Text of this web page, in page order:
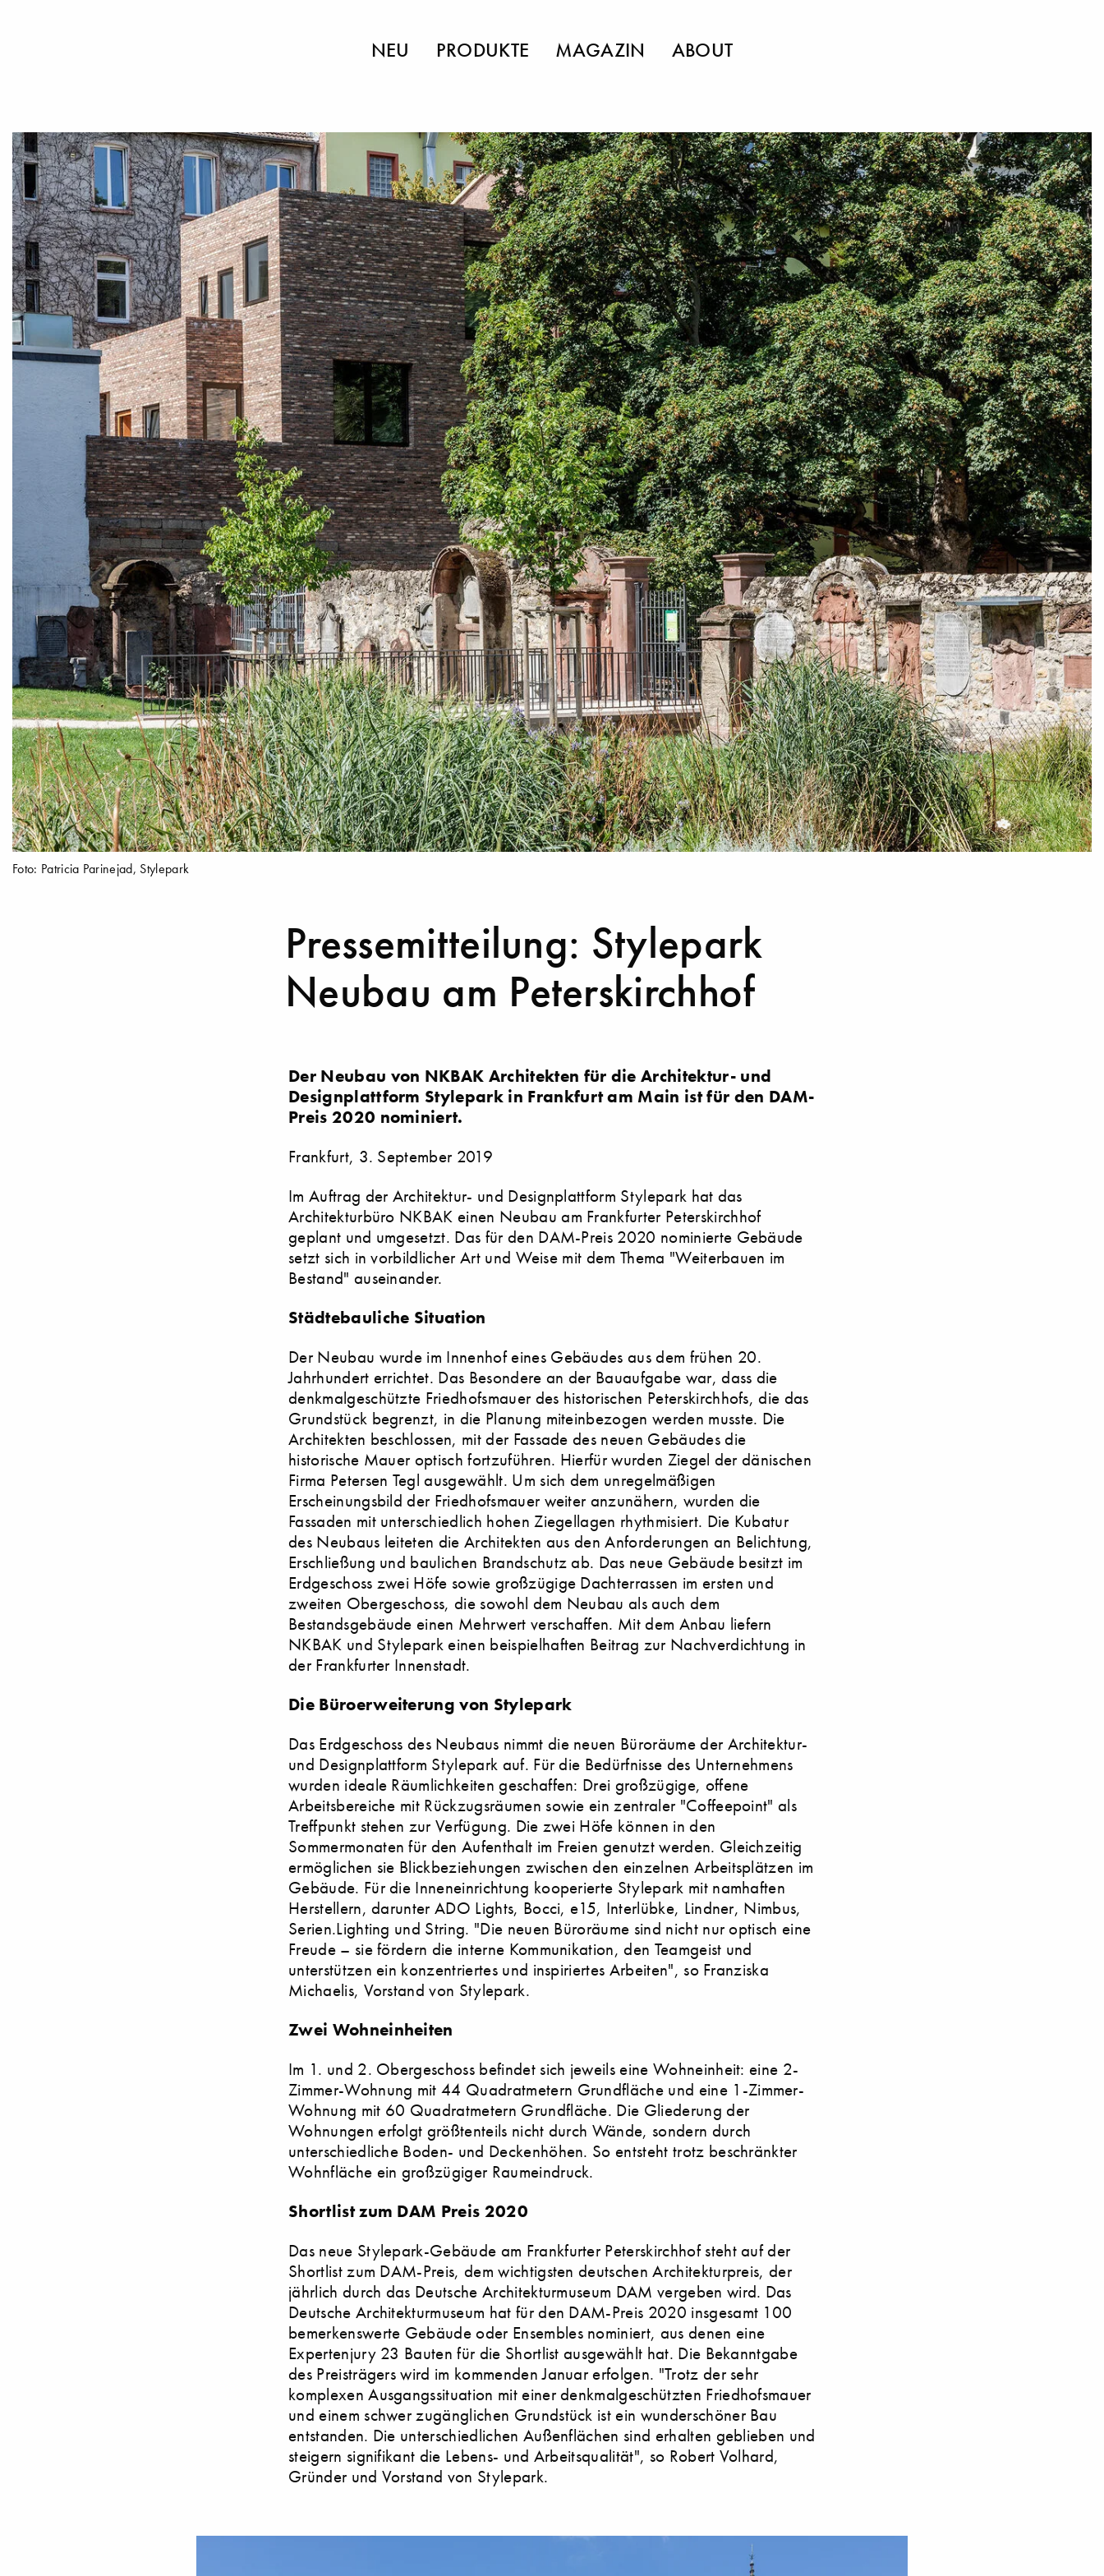
NEU PRODUKTE MAGAZIN ABOUT
Foto: Patricia Parinejad, Stylepark
Pressemitteilung: Stylepark
Neubau am Peterskirchhof
Der Neubau von NKBAK Architekten für die Architektur- und
Designplattform Stylepark in Frankfurt am Main ist für den DAM-
Preis 2020 nominiert.
Frankfurt, 3. September 2019
Im Auftrag der Architektur- und Designplattform Stylepark hat das
Architekturbüro NKBAK einen Neubau am Frankfurter Peterskirchhof
geplant und umgesetzt. Das für den DAM-Preis 2020 nominierte Gebäude
setzt sich in vorbildlicher Art und Weise mit dem Thema "Weiterbauen im
Bestand" auseinander.
Städtebauliche Situation
Der Neubau wurde im Innenhof eines Gebäudes aus dem frühen 20.
Jahrhundert errichtet. Das Besondere an der Bauaufgabe war, dass die
denkmalgeschützte Friedhofsmauer des historischen Peterskirchhofs, die das
Grundstück begrenzt, in die Planung miteinbezogen werden musste. Die
Architekten beschlossen, mit der Fassade des neuen Gebäudes die
historische Mauer optisch fortzuführen. Hierfür wurden Ziegel der dänischen
Firma Petersen Tegl ausgewählt. Um sich dem unregelmäßigen
Erscheinungsbild der Friedhofsmauer weiter anzunähern, wurden die
Fassaden mit unterschiedlich hohen Ziegellagen rhythmisiert. Die Kubatur
des Neubaus leiteten die Architekten aus den Anforderungen an Belichtung,
Erschließung und baulichen Brandschutz ab. Das neue Gebäude besitzt im
Erdgeschoss zwei Höfe sowie großzügige Dachterrassen im ersten und
zweiten Obergeschoss, die sowohl dem Neubau als auch dem
Bestandsgebäude einen Mehrwert verschaffen. Mit dem Anbau liefern
NKBAK und Stylepark einen beispielhaften Beitrag zur Nachverdichtung in
der Frankfurter Innenstadt.
Die Büroerweiterung von Stylepark
Das Erdgeschoss des Neubaus nimmt die neuen Büroräume der Architektur-
und Designplattform Stylepark auf. Für die Bedürfnisse des Unternehmens
wurden ideale Räumlichkeiten geschaffen: Drei großzügige, offene
Arbeitsbereiche mit Rückzugsräumen sowie ein zentraler "Coffeepoint" als
Treffpunkt stehen zur Verfügung. Die zwei Höfe können in den
Sommermonaten für den Aufenthalt im Freien genutzt werden. Gleichzeitig
ermöglichen sie Blickbeziehungen zwischen den einzelnen Arbeitsplätzen im
Gebäude. Für die Inneneinrichtung kooperierte Stylepark mit namhaften
Herstellern, darunter ADO Lights, Bocci, e15, Interlübke, Lindner, Nimbus,
Serien.Lighting und String. "Die neuen Büroräume sind nicht nur optisch eine
Freude – sie fördern die interne Kommunikation, den Teamgeist und
unterstützen ein konzentriertes und inspiriertes Arbeiten", so Franziska
Michaelis, Vorstand von Stylepark.
Zwei Wohneinheiten
Im 1. und 2. Obergeschoss befindet sich jeweils eine Wohneinheit: eine 2-
Zimmer-Wohnung mit 44 Quadratmetern Grundfläche und eine 1-Zimmer-
Wohnung mit 60 Quadratmetern Grundfläche. Die Gliederung der
Wohnungen erfolgt größtenteils nicht durch Wände, sondern durch
unterschiedliche Boden- und Deckenhöhen. So entsteht trotz beschränkter
Wohnfläche ein großzügiger Raumeindruck.
Shortlist zum DAM Preis 2020
Das neue Stylepark-Gebäude am Frankfurter Peterskirchhof steht auf der
Shortlist zum DAM-Preis, dem wichtigsten deutschen Architekturpreis, der
jährlich durch das Deutsche Architekturmuseum DAM vergeben wird. Das
Deutsche Architekturmuseum hat für den DAM-Preis 2020 insgesamt 100
bemerkenswerte Gebäude oder Ensembles nominiert, aus denen eine
Expertenjury 23 Bauten für die Shortlist ausgewählt hat. Die Bekanntgabe
des Preisträgers wird im kommenden Januar erfolgen. "Trotz der sehr
komplexen Ausgangssituation mit einer denkmalgeschützten Friedhofsmauer
und einem schwer zugänglichen Grundstück ist ein wunderschöner Bau
entstanden. Die unterschiedlichen Außenflächen sind erhalten geblieben und
steigern signifikant die Lebens- und Arbeitsqualität", so Robert Volhard,
Gründer und Vorstand von Stylepark.